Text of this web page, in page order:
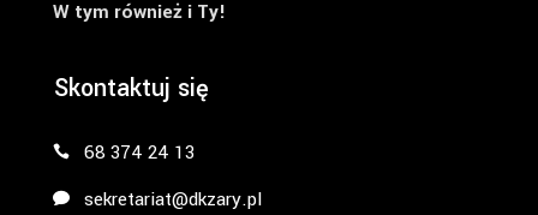
W tym również i Ty!
Skontaktuj się
68 374 24 13
sekretariat@dkzary.pl